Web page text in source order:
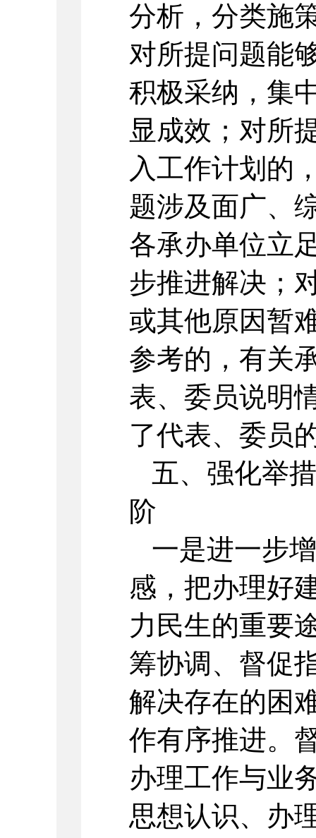
分析，分类施
对所提问题能
积极采纳，集
显成效；对所
入工作计划的
题涉及面广、
各承办单位立
步推进解决；
或其他原因暂
参考的，有关
表、委员说明
了代表、委员
五、强化举
阶
一是进一步
感，把办理好
力民生的重要
筹协调、督促
解决存在的困
作有序推进。
办理工作与业
思想认识、办